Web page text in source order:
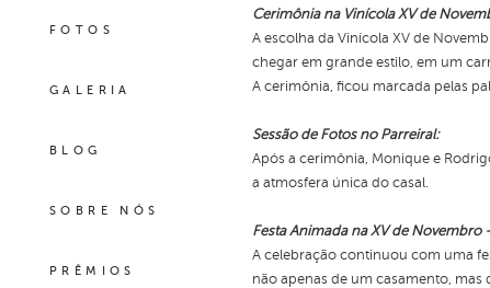
FOTOS
GALERIA
BLOG
SOBRE NÓS
PRÊMIOS
Cerimônia na Vinícola XV de
A escolha da Vinícola XV de
chegar em grande estilo, em um
A cerimônia, ficou marcada pelas
Sessão de Fotos no Parreiral:
Após a cerimônia, Monique e
a atmosfera única do casal.
Festa Animada na XV de Novembro
A celebração continuou com uma
não apenas de um casamento,